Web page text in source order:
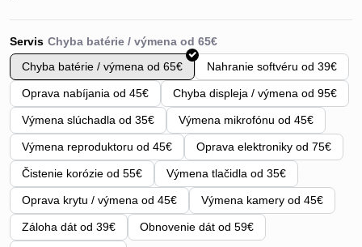
Servis
Chyba batérie / výmena od 65€
Nahranie softvéru od 39€
Oprava nabíjania od 45€ Chyba displeja / výmena od 95€
Výmena slúchadla od 35€ Výmena mikrofónu od 45€
Výmena reproduktoru od 45€ Oprava elektroniky od 75€
Čistenie korózie od 55€ Výmena tlačidla od 35€
Oprava krytu / výmena od 45€ Výmena kamery od 45€
Záloha dát od 39€ Obnovenie dát od 59€